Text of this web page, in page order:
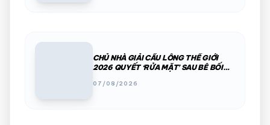
CHỦ NHÀ GIẢI CẦU LÔNG THẾ GIỚI
2026 QUYẾT ‘RỬA MẶT’ SAU BÊ BỐI
07/08/2026